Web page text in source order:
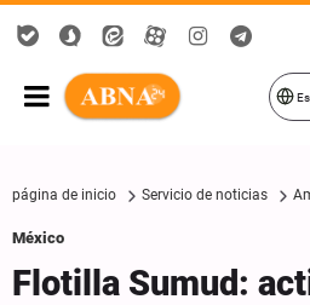
página de inicio Servicio de noticias
México
Flotilla Sumud: